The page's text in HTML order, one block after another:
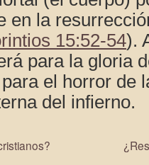
en la
15:52-54).
para la gloria
el horror de
del infierno.